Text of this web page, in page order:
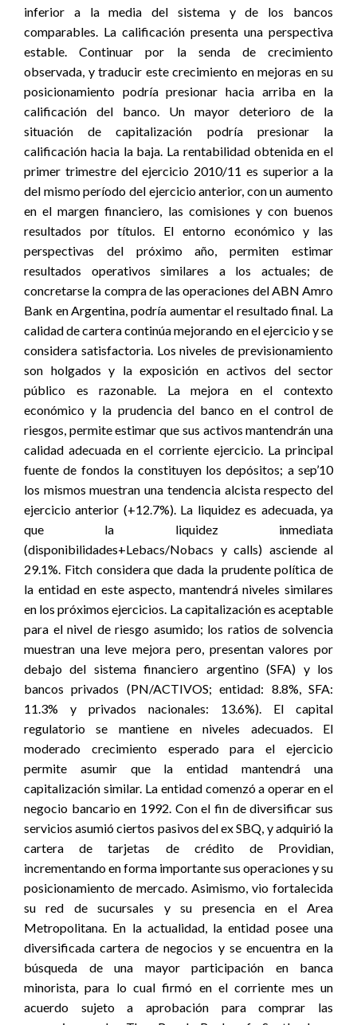
inferior a la media del sistema y de los bancos
comparables. La calificación presenta una perspectiva
estable. Continuar por la senda de crecimiento
observada, y traducir este crecimiento en mejoras en su
posicionamiento podría presionar hacia arriba en la
calificación del banco. Un mayor deterioro de la
situación de capitalización podría presionar la
calificación hacia la baja. La rentabilidad obtenida en el
primer trimestre del ejercicio 2010/11 es superior a la
del mismo período del ejercicio anterior, con un aumento
en el margen financiero, las comisiones y con buenos
resultados por títulos. El entorno económico y las
perspectivas del próximo año, permiten estimar
resultados operativos similares a los actuales; de
concretarse la compra de las operaciones del ABN Amro
Bank en Argentina, podría aumentar el resultado final. La
calidad de cartera continúa mejorando en el ejercicio y se
considera satisfactoria. Los niveles de previsionamiento
son holgados y la exposición en activos del sector
público es razonable. La mejora en el contexto
económico y la prudencia del banco en el control de
riesgos, permite estimar que sus activos mantendrán una
calidad adecuada en el corriente ejercicio. La principal
fuente de fondos la constituyen los depósitos; a sep’10
los mismos muestran una tendencia alcista respecto del
ejercicio anterior (+12.7%). La liquidez es adecuada, ya
que la liquidez inmediata
(disponibilidades+Lebacs/Nobacs y calls) asciende al
29.1%. Fitch considera que dada la prudente política de
la entidad en este aspecto, mantendrá niveles similares
en los próximos ejercicios. La capitalización es aceptable
para el nivel de riesgo asumido; los ratios de solvencia
muestran una leve mejora pero, presentan valores por
debajo del sistema financiero argentino (SFA) y los
bancos privados (PN/ACTIVOS; entidad: 8.8%, SFA:
11.3% y privados nacionales: 13.6%). El capital
regulatorio se mantiene en niveles adecuados. El
moderado crecimiento esperado para el ejercicio
permite asumir que la entidad mantendrá una
capitalización similar. La entidad comenzó a operar en el
negocio bancario en 1992. Con el fin de diversificar sus
servicios asumió ciertos pasivos del ex SBQ, y adquirió la
cartera de tarjetas de crédito de Providian,
incrementando en forma importante sus operaciones y su
posicionamiento de mercado. Asimismo, vio fortalecida
su red de sucursales y su presencia en el Area
Metropolitana. En la actualidad, la entidad posee una
diversificada cartera de negocios y se encuentra en la
búsqueda de una mayor participación en banca
minorista, para lo cual firmó en el corriente mes un
acuerdo sujeto a aprobación para comprar las